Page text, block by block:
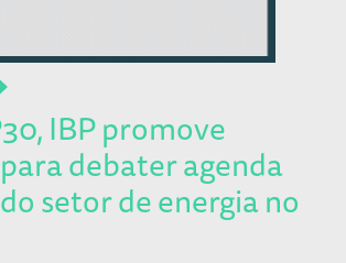
IBP promove
debater agenda
setor de energia no